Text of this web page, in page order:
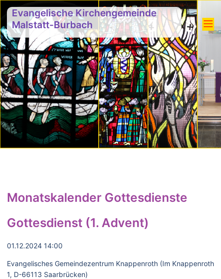
Evangelische Kirchengemeinde
Malstatt-Burbach
Monatskalender Gottesdienste
Gottesdienst (1. Advent)
01.12.2024 14:00
Evangelisches Gemeindezentrum Knappenroth (Im Knappenroth
1, D-66113 Saarbrücken)